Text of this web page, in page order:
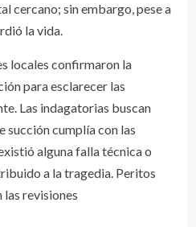
cercano; sin embargo, pese a
la vida.
locales confirmaron la
para esclarecer las
Las indagatorias buscan
succión cumplía con las
alguna falla técnica o
a la tragedia. Peritos
las revisiones